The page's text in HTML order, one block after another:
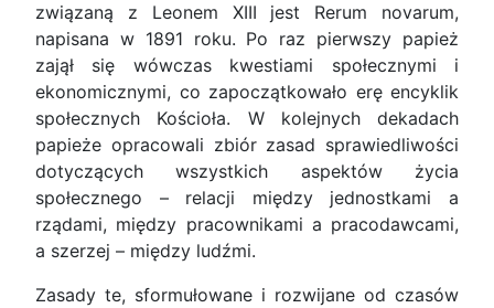
związaną z Leonem XIII jest Rerum novarum,
napisana w 1891 roku. Po raz pierwszy papież
zajął się wówczas kwestiami społecznymi i
ekonomicznymi, co zapoczątkowało erę encyklik
społecznych Kościoła. W kolejnych dekadach
papieże opracowali zbiór zasad sprawiedliwości
dotyczących wszystkich aspektów życia
społecznego – relacji między jednostkami a
rządami, między pracownikami a pracodawcami,
a szerzej – między ludźmi.
Zasady te, sformułowane i rozwijane od czasów